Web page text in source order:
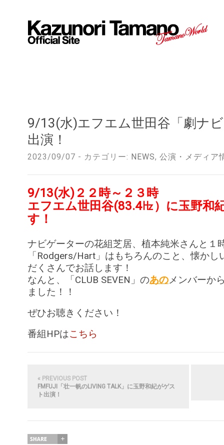
9/13(水)エフエム世田谷「劇ナ
出演！
2023/09/07 - カテゴリー: NEWS, 公演・メディア
9/13(水)２２時～２３時
エフエム世田谷(83.4㎐）に玉野和
す！
ナビゲーターの花組芝居、植本純米さんと１
「Rodgers/Hart」はもちろんのこと、懐か
だくさんでお話します！
なんと、「CLUB SEVEN」のあのメンバーか
ました！！
ぜひお聴きください！
番組HPはこちら
« PREVIOUS POST
FMFUJI「壮一帆のLIVING TALK」に玉野和紀がゲス
ト出演！